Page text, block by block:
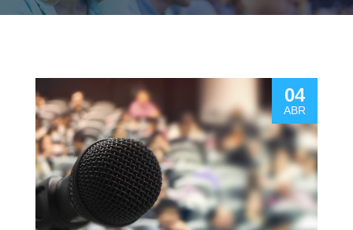
04
ABR